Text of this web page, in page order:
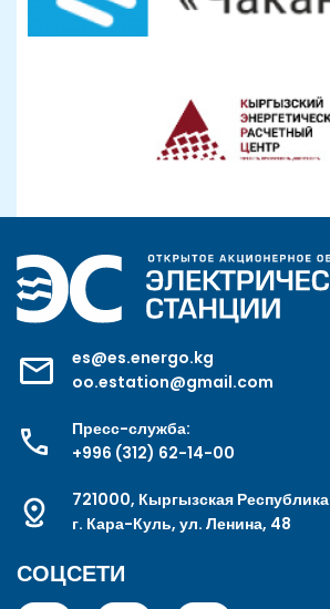
es@es.energo.kg
oo.estation@gmail.com
Пресс-служба:
+996 (312) 62-14-00
721000, Кыргызская Республика
г. Кара-Куль, ул. Ленина, 48
СОЦСЕТИ